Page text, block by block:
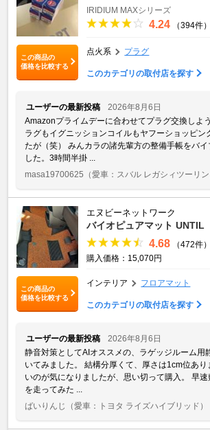
この商品の
価格を比較する
IRIDIUM MAXシリーズ
4.24 （394件）
点火系 プラグ
このカテゴリの取付店を探す
ユーザーの最新投稿
2026年8月6日
Amazonプライムデーに合わせてプラグ交換しよ
ラグもイグニッションコイルもヤフーショッピン
たが（笑） みんカラの諸先輩方の整備手帳をバイ
した。3時間半掛 ...
masa19700625 （愛車：スバル レガシィツーリン
この商品の
価格を比較する
エヌビーネットワーク
バイオピュアマット UNTIL
4.68
（472件）
購入価格：15,070円
インテリア フロアマット
このカテゴリの取付店を探す
ユーザーの最新投稿
2026年8月6日
静音対策としてAIオススメの、ラゲッジルーム用
いてみました。 結構分厚くて、厚さは1cm位あり
いのが気になりましたが、思い切って購入。 早
を走ってみた ...
ばいりんじ
（愛車：トヨタ ライズハイブリッド）